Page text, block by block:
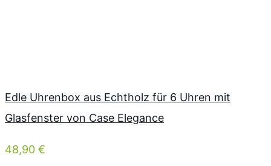
Edle Uhrenbox aus Echtholz für 6 Uhren mit
Glasfenster von Case Elegance
48,90 €